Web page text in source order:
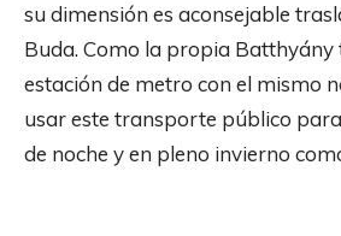
su dimensión es aconsejable
Buda. Como la propia Batthyány
estación de metro con el mismo
usar este transporte público
de noche y en pleno invierno